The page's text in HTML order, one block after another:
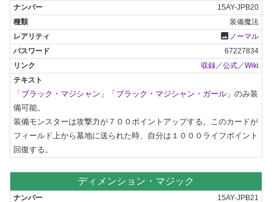
15AY-JPB20
装備魔法
photo ノーマル
67227834
収録／公式／Wiki
「 ブラック・マジシャン 」「 ブラック・マジシャン・ガール 」のみ装
備可能。
装備モンスターは攻撃力が７００ポイントアップする。このカードが
フィールド上から墓地に送られた時、自分は１０００ライフポイント
回復する。
ディメンション・マジック
15AY-JPB21